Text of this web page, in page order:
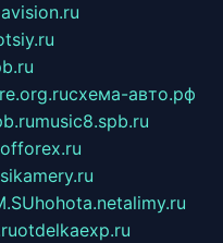
схема-авто.рф
music8.spb.ru
hohota.netalimy.ru
otdelkaexp.ru